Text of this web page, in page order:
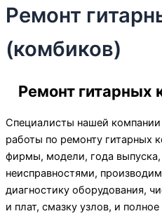
Ремонт
(комбиков)
Ремонт гитарных
Специалисты нашей
работы по ремонту гитарных
фирмы, модели, года
неисправностями,
диагностику оборудования,
и плат, смазку узлов, и